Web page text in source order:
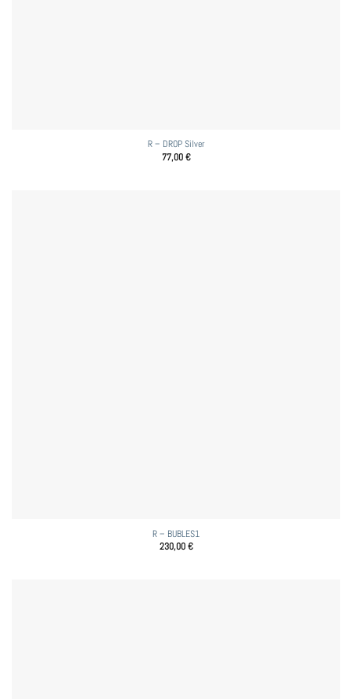
R – DROP Silver
77,00€
R – BUBLES1
230,00€